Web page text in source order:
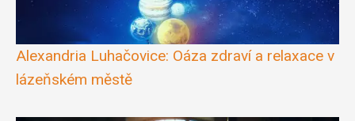
Alexandria Luhačovice: Oáza zdraví a relaxace v
lázeňském městě